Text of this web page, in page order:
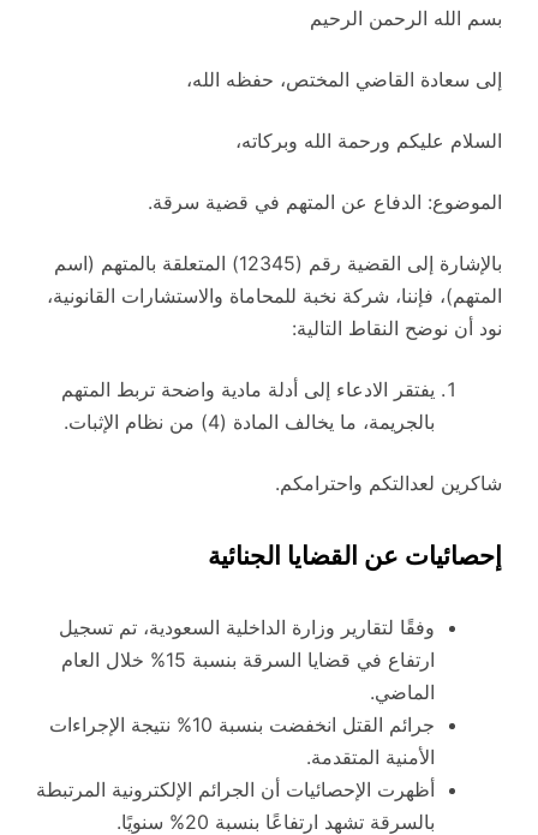
بسم الله الرحمن الرحيم
إلى سعادة القاضي المختص، حفظه الله،
السلام عليكم ورحمة الله وبركاته،
الموضوع: الدفاع عن المتهم في قضية سرقة.
بالإشارة إلى القضية رقم (12345) المتعلقة بالمتهم (اسم
المتهم)، فإننا، شركة نخبة للمحاماة والاستشارات القانونية،
نود أن نوضح النقاط التالية:
يفتقر الادعاء إلى أدلة مادية واضحة تربط المتهم
بالجريمة، ما يخالف المادة (4) من نظام الإثبات.
شاكرين لعدالتكم واحترامكم.
إحصائيات عن القضايا الجنائية
وفقًا لتقارير وزارة الداخلية السعودية، تم تسجيل
ارتفاع في قضايا السرقة بنسبة 15% خلال العام
الماضي.
جرائم القتل انخفضت بنسبة 10% نتيجة الإجراءات
الأمنية المتقدمة.
أظهرت الإحصائيات أن الجرائم الإلكترونية المرتبطة
بالسرقة تشهد ارتفاعًا بنسبة 20% سنويًا.